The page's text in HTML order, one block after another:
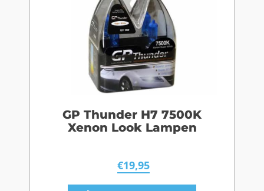
GP Thunder H7 7500K
Xenon Look Lampen
€19,95